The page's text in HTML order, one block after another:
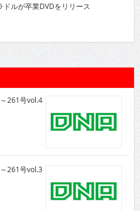
ルが卒業DVDをリリース
261号vol.4
261号vol.3